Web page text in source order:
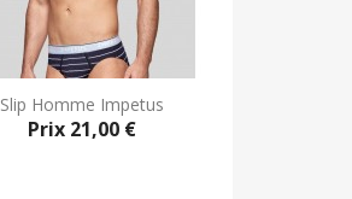
Slip Homme Impetus
Prix 21,00 €